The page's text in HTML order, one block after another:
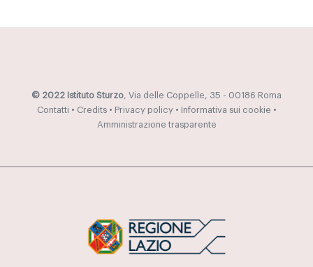
© 2022 Istituto Sturzo, Via delle Coppelle, 35 - 00186 Roma
Contatti • Credits• Privacy policy• Informativa sui cookie •
Amministrazione trasparente